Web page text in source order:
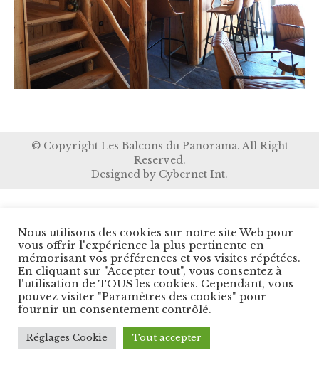
© Copyright Les Balcons du Panorama. All Right
Reserved.
Designed by Cybernet Int.
Nous utilisons des cookies sur notre site Web pour
vous offrir l'expérience la plus pertinente en
mémorisant vos préférences et vos visites répétées.
En cliquant sur "Accepter tout", vous consentez à
l'utilisation de TOUS les cookies. Cependant, vous
pouvez visiter "Paramètres des cookies" pour
fournir un consentement contrôlé.
Réglages Cookie Tout accepter